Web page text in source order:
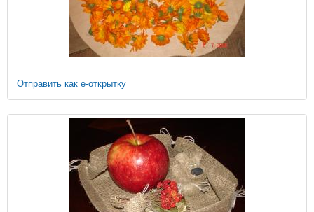
Отправить как е-открытку